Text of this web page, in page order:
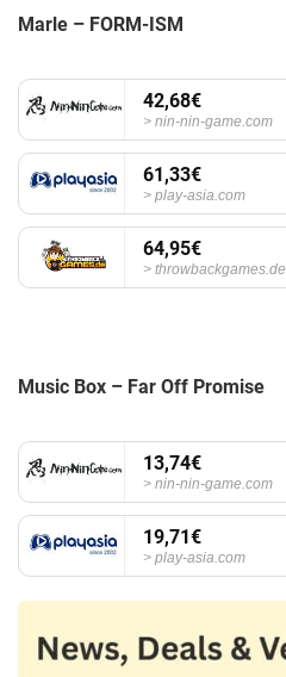
Marle – FORM-ISM
42,68€
nin-nin-game.com
61,33€
play-asia.com
64,95€
throwbackgames.de
Music Box – Far Off Promise
13,74€
nin-nin-game.com
19,71€
play-asia.com